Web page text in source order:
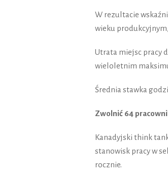
W rezultacie
wieku
Utrata miejsc pracy
wieloletnim
Średnia stawka
Zwolnić 64
Kanadyjski think
stanowisk pracy w
rocznie.